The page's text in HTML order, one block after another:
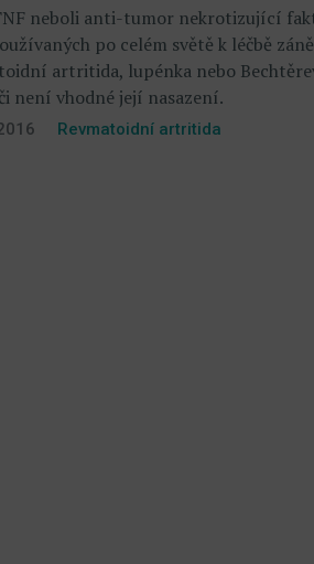
neboli anti-tumor nekrotizující
po celém světě k léčbě
artritida, lupénka nebo
není vhodné její nasazení.
Revmatoidní artritida